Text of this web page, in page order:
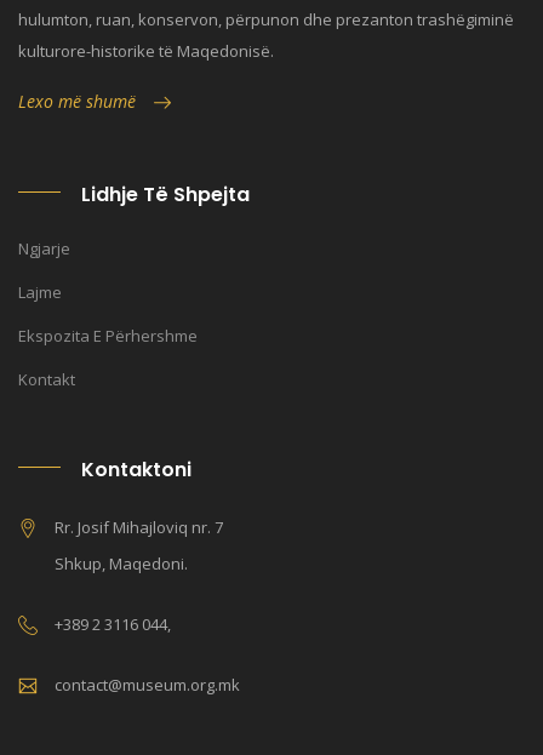
hulumton, ruan, konservon, përpunon dhe prezanton trashëgiminë
kulturore-historike të Maqedonisë.
Lexo më shumë
Lidhje Të Shpejta
Ngjarje
Lajme
Ekspozita E Përhershme
Kontakt
Kontaktoni
Rr. Josif Mihajloviq nr. 7
Shkup, Maqedoni.
+389 2 3116 044,
contact@museum.org.mk